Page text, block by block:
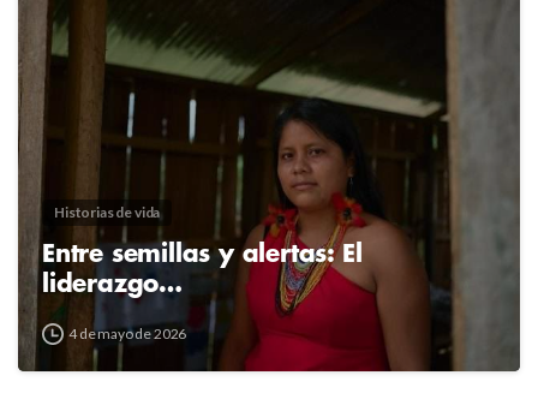
Historias de vida
Entre semillas y alertas: El
liderazgo…
4 de mayo de 2026